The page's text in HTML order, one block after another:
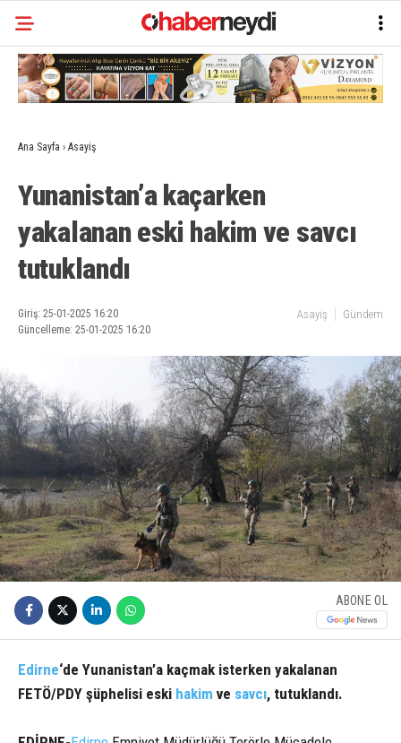
Ana Sayfa › Asayiş
Yunanistan’a kaçarken
yakalanan eski hakim ve savcı
tutuklandı
Giriş: 25-01-2025 16:20
Güncelleme: 25-01-2025 16:20
Asayiş Gündem
ABONE OL
Edirne‘de Yunanistan’a kaçmak isterken yakalanan
FETÖ/PDY şüphelisi eski hakim ve savcı, tutuklandı.